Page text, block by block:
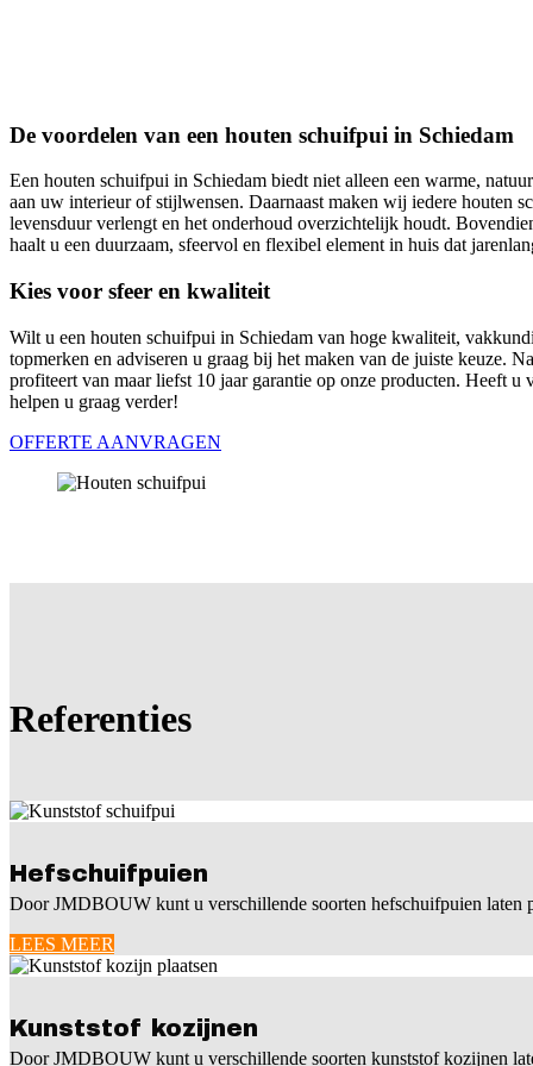
De voordelen van een houten schuifpui in Schiedam
Een houten schuifpui in Schiedam biedt niet alleen een warme,
aan uw interieur of stijlwensen. Daarnaast maken wij iedere houten
levensduur verlengt en het onderhoud overzichtelijk houdt.
haalt u een duurzaam, sfeervol en flexibel element in huis dat
Kies voor sfeer en kwaliteit
Wilt u een houten schuifpui in Schiedam van hoge kwaliteit,
topmerken en adviseren u graag bij het maken van de juiste keuze.
profiteert van maar liefst 10 jaar garantie op onze producten. Heeft
helpen u graag verder!
OFFERTE AANVRAGEN
Referenties
Hefschuifpuien
Door JMDBOUW kunt u verschillende soorten hefschuifpuien
LEES MEER
Kunststof kozijnen
Door JMDBOUW kunt u verschillende soorten kunststof kozijnen